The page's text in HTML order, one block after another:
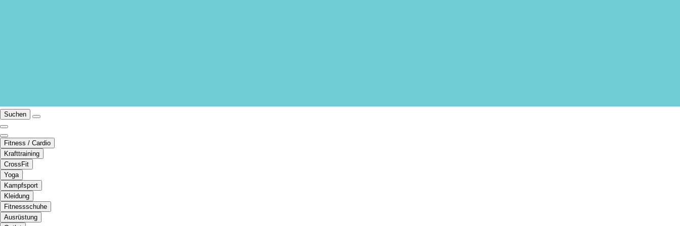
Suchen
Fitness / Cardio
Krafttraining
CrossFit
Yoga
Kampfsport
Kleidung
Fitnessschuhe
Ausrüstung